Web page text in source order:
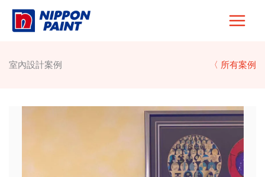
Skip
室內設計案例 〈 所有案例